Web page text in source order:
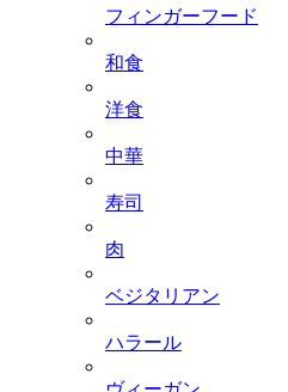
フィンガーフード
和食
洋食
中華
寿司
肉
ベジタリアン
ハラール